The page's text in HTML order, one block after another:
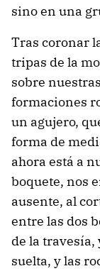
sino en una
Tras coronar
tripas de la
sobre
formaciones
un agujero,
forma de
ahora está a
boquete, nos
ausente, al
entre las dos
de la
suelta, y las